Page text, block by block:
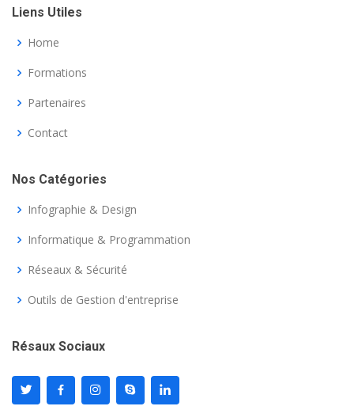
Liens Utiles
Home
Formations
Partenaires
Contact
Nos Catégories
Infographie & Design
Informatique & Programmation
Réseaux & Sécurité
Outils de Gestion d'entreprise
Résaux Sociaux